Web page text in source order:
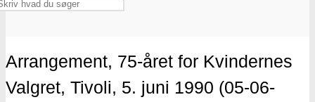
Arrangement, 75-året for Kvindernes
Valgret, Tivoli, 5. juni 1990 (05-06-